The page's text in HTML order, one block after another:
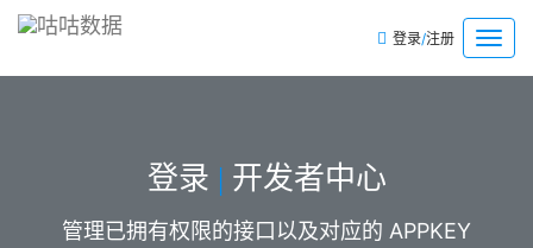
菜
单
登录/注册
登录 | 开发者中心
管理已拥有权限的接口以及对应的 APPKEY